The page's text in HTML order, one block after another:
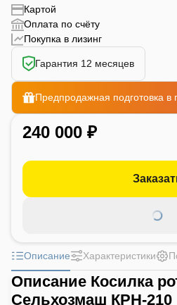
Картой
Оплата по счёту
Покупка в лизинг
Гарантия 12 месяцев
Предпродажная подготовка в
240 000 ₽
Описание Характеристики
Описание Косилка
Сельхозмаш КРН-210